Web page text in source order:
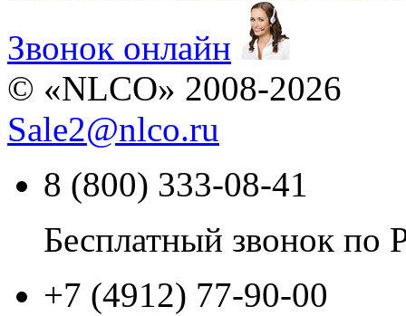
Звонок онлайн
© «NLCO» 2008-2026
Sale2@nlco.ru
8 (800) 333-08-41
Бесплатный звонок по
+7 (4912) 77-90-00